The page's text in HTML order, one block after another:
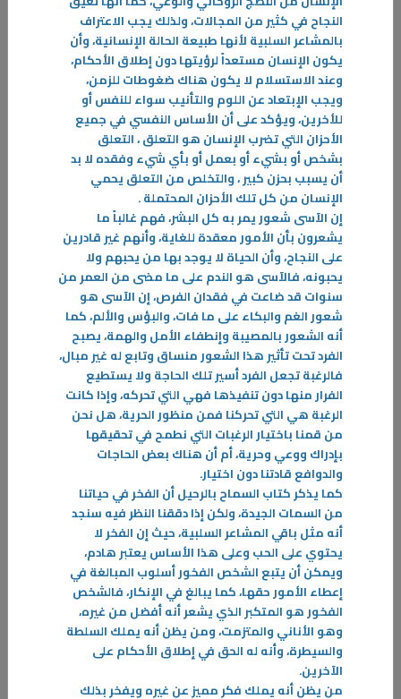
الإنسان، حيث يعزز من الشعور بالسعادة بالإضافة إلى كونه ناقلاً عصبياً،
الوطنية… ممارسة يومية
في كل عام، ومع اقتراب الأعياد الوطنية، تتجدد مشاعر الفخر والانتماء، ويعلو
صوت الاحتفال بالوطن. غير أن الوطنية في جوهرها
النجاح في كثير من المجالات، ولذلك يجب الاعتراف
بالمشاعر السلبية لأنها طبيعة الحالة الإنسانية، وأن
يكون الإنسان مستعداً لرؤيتها دون إطلاق الأحكام،
وعند الاستسلام لا يكون هناك ضغوطات للزمن،
ويجب الإبتعاد عن اللوم والتأنيب سواء للنفس أو
للأخرين، ويؤكد على أن الأساس النفسي في جميع
الأحزان التي تضرب الإنسان هو التعلق ، التعلق
بشخص أو بشيء أو بعمل أو بأي شيء وفقده لا بد
أن يسبب بحزن كبير ، والتخلص من التعلق يحمي
الإنسان من كل تلك الأحزان المحتملة.
إن الآسى شعور يمر به كل البشر، فهم غالباً ما
يشعرون بأن الأمور معقدة للغاية، وأنهم غير قادرين
على النجاح، وأن الحياة لا يوجد بها من يحبهم ولا
يحبونه، فالآسى هو الندم على ما مضى من العمر من
سنوات قد ضاعت في فقدان الفرص، إن الآسى هو
شعور الغم والبكاء على ما فات، والبؤس والألم، كما
أنه الشعور بالمصيبة وإنطفاء الأمل والهمة، يصبح
الفرد تحت تأثير هذا الشعور منساق وتابع له غير مبال،
فالرغبة تجعل الفرد أسير تلك الحاجة ولا يستطيع
الفرار منها دون تنفيذها فهي التي تحركه، وإذا كانت
الرغبة هي التي تحركنا فمن منظور الحرية، هل نحن
من قمنا باختيار الرغبات التي نطمح في تحقيقها
بإدراك ووعي وحرية، أم أن هناك بعض الحاجات
والدوافع قادتنا دون اختيار.
كما يذكر كتاب السماح بالرحيل أن الفخر في حياتنا
من السمات الجيدة، ولكن إذا دققنا النظر فيه سنجد
أنه مثل باقي المشاعر السلبية، حيث إن الفخر لا
يحتوي على الحب وعلى هذا الأساس يعتبر هادم،
ويمكن أن يتبع الشخص الفخور أسلوب المبالغة في
إعطاء الأمور حقها، كما يبالغ في الإنكار، فالشخص
الفخور هو المتكبر الذي يشعر أنه أفضل من غيره،
وهو الأناني والمتزمت، ومن يظن أنه يملك السلطة
والسيطرة، وأنه له الحق في إطلاق الأحكام على
الآخرين.
من يظن أنه يملك فكر مميز عن غيره ويفخر بذلك